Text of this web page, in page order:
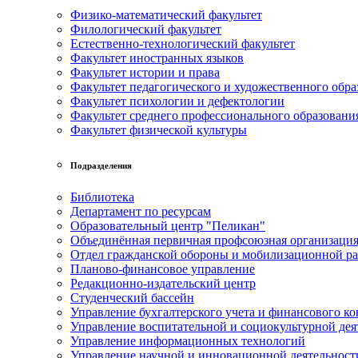
Физико-математический факультет
Филологический факультет
Естественно-технологический факультет
Факультет иностранных языков
Факультет истории и права
Факультет педагогического и художественного
Факультет психологии и дефектологии
Факультет среднего профессионального
Факультет физической культуры
Подразделения
Библиотека
Департамент по ресурсам
Образовательный центр "Пеликан"
Объединённая первичная профсоюзная
Отдел гражданской обороны и мобилизационной
Планово-финансовое управление
Редакционно-издательский центр
Студенческий бассейн
Управление бухгалтерского учета и финансового
Управление воспитательной и социокультурной
Управление информационных технологий
Управление научной и инновационной